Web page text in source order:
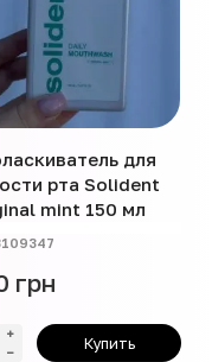
для
рта Solident
mint 150 мл
грн
Купить